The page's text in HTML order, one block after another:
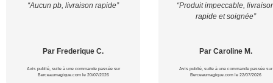
“Aucun pb, livraison rapide”
Par Frederique C.
Avis publié, suite à une commande passée sur
Berceaumagique.com le 20/07/2026
“Produit impeccable,
rapide et soignée”
Par Caroline M.
Avis publié, suite à une commande passée sur
Berceaumagique.com le 22/07/2026